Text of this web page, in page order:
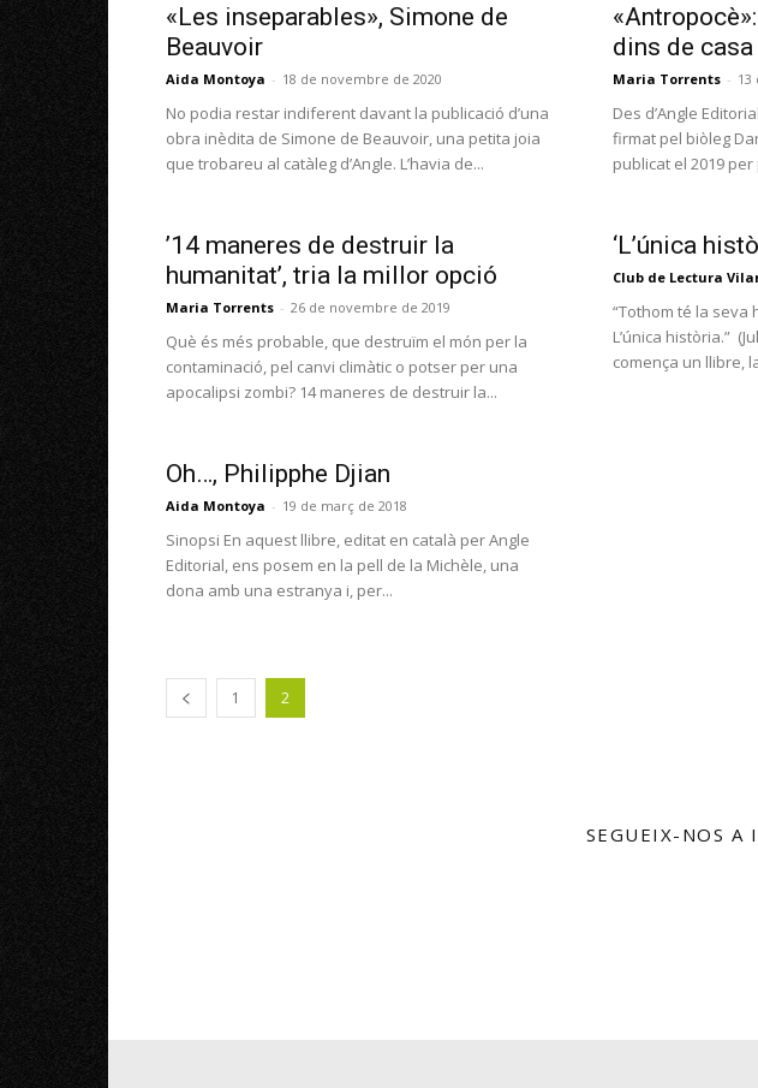
«Les inseparables», Simone de
Beauvoir
Aida Montoya - 18 de novembre de 2020
No podia restar indiferent davant la publicació d’una
obra inèdita de Simone de Beauvoir, una petita joia
que trobareu al catàleg d’Angle. L’havia de...
dins de casa
Maria Torrents - 13
Des d’Angle
firmat pel biòleg
publicat el 2019 per
’14 maneres de destruir la
humanitat’, tria la millor opció
Maria Torrents - 26 de novembre de 2019
Què és més probable, que destruïm el món per la
contaminació, pel canvi climàtic o potser per una
apocalipsi zombi? 14 maneres de destruir la...
‘L’única
Club de Lectura
“Tothom té la seva
L’única història.”
comença un llibre,
Oh…, Philipphe Djian
Aida Montoya - 19 de març de 2018
Sinopsi En aquest llibre, editat en català per Angle
Editorial, ens posem en la pell de la Michèle, una
dona amb una estranya i, per...
1 2
SEGUEIX-NOS A